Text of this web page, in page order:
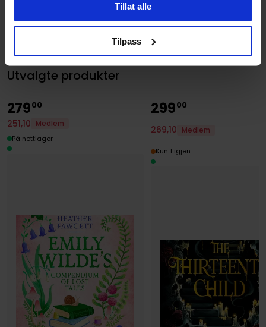
Tillat alle
Tilpass
Språk
Engelsk
Tilgjengelig
Utvalgte produkter
27900
251,10
Medlem
På nettlager
29900
269,10 Medlem
Kun 1 igjen